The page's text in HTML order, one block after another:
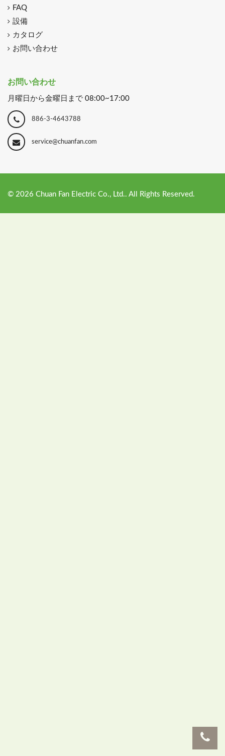
FAQ
設備
カタログ
お問い合わせ
お問い合わせ
月曜日から金曜日まで 08:00~17:00
886-3-4643788
service@chuanfan.com
© 2026 Chuan Fan Electric Co., Ltd.. All Rights Reserved.